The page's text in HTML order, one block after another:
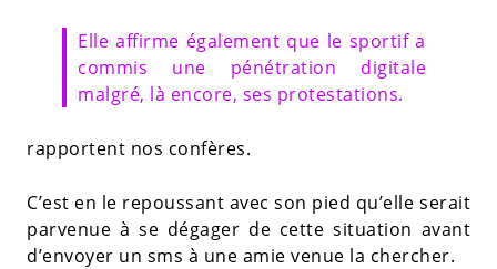
Elle affirme également que le sportif a
commis une pénétration digitale
malgré, là encore, ses protestations.
rapportent nos confères.
C’est en le repoussant avec son pied qu’elle serait
parvenue à se dégager de cette situation avant
d’envoyer un sms à une amie venue la chercher.